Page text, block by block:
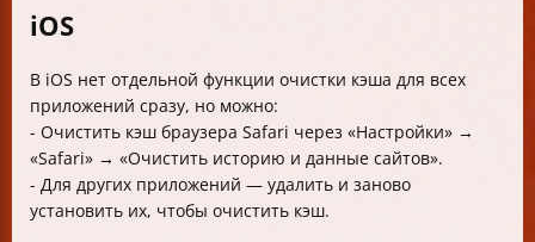
iOS
В iOS нет отдельной функции очистки кэша для всех
приложений сразу, но можно:
- Очистить кэш браузера Safari через «Настройки» →
«Safari» → «Очистить историю и данные сайтов».
- Для других приложений — удалить и заново
установить их, чтобы очистить кэш.